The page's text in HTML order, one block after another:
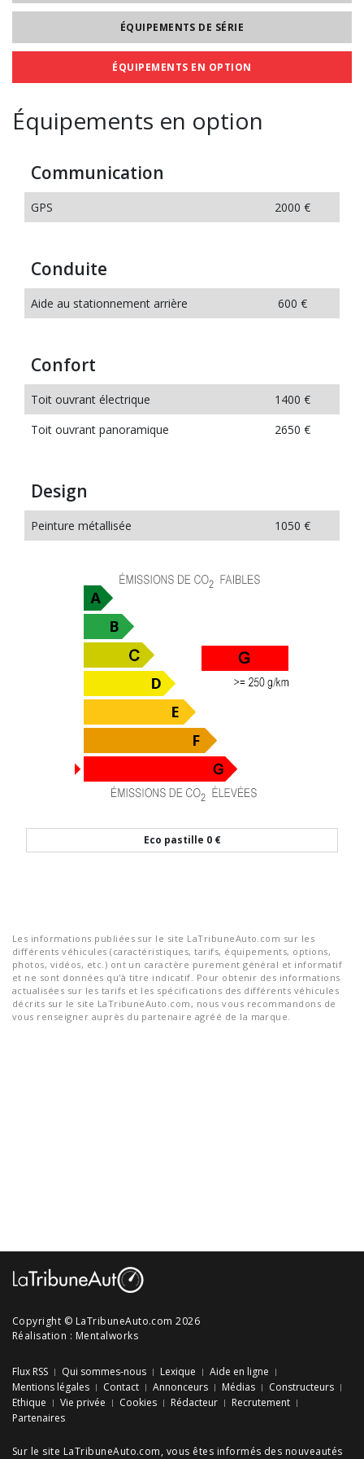
ÉQUIPEMENTS DE SÉRIE
ÉQUIPEMENTS EN OPTION
Équipements en option
Communication
GPS 2000 €
Conduite
Aide au stationnement arrière 600 €
Confort
Toit ouvrant électrique
1400 €
Toit ouvrant panoramique
2650 €
Design
Peinture métallisée 1050 €
Eco pastille 0 €
Les informations publiées sur le site LaTribuneAuto.com sur les
différents véhicules (caractéristiques, tarifs, équipements, options,
photos, vidéos, etc.) ont un caractère purement général et informatif
et ne sont données qu'à titre indicatif. Pour obtenir des informations
actualisées sur les tarifs et les spécifications des différents véhicules
décrits sur le site LaTribuneAuto.com, nous vous recommandons de
vous renseigner auprès du partenaire agréé de la marque.
Copyright © LaTribuneAuto.com 2026
Réalisation : Mentalworks
Flux RSS Qui sommes-nous Lexique
Aide en ligne
Mentions légales
Contact Annonceurs Médias
Constructeurs
Ethique
Vie privée Cookies Rédacteur
Recrutement
Partenaires
Sur le site LaTribuneAuto.com, vous êtes informés des nouveautés